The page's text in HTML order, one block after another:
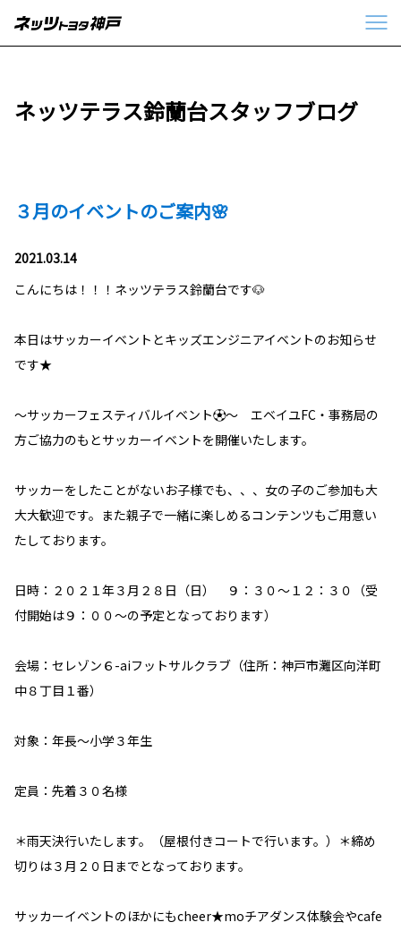
ネッツテラス鈴蘭台スタッフブログ
３月のイベントのご案内🌸
2021.03.14
こんにちは！！！ネッツテラス鈴蘭台です🐶
本日はサッカーイベントとキッズエンジニアイベントのお知らせ
です★
～サッカーフェスティバルイベント⚽～ エベイユFC・事務局の
方ご協力のもとサッカーイベントを開催いたします。
サッカーをしたことがないお子様でも、、、女の子のご参加も大
大大歓迎です。また親子で一緒に楽しめるコンテンツもご用意い
たしております。
日時：２０２１年３月２８日（日） ９：３０～１２：３０（受
付開始は９：００～の予定となっております）
会場：セレゾン６-aiフットサルクラブ（住所：神戸市灘区向洋町
中８丁目１番）
対象：年長～小学３年生
定員：先着３０名様
＊雨天決行いたします。（屋根付きコートで行います。）＊締め
切りは３月２０日までとなっております。
サッカーイベントのほかにもcheer★moチアダンス体験会やcafe